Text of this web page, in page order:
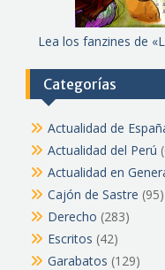
Lea los fanzines de
Categorías
Actualidad de
Actualidad del Perú
Actualidad en
Cajón de Sastre (95)
Derecho (283)
Escritos (42)
Garabatos (129)